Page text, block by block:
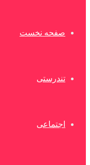
صفحه نخست
تندرستی
اجتماعی